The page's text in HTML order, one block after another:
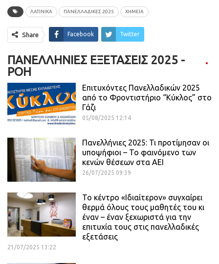
ΛΑΤΙΝΙΚΑ ΠΑΝΕΛΛΑΔΙΚΈΣ 2025 ΧΗΜΕΙΑ
Share Facebook Twitter
ΠΑΝΕΛΛΉΝΙΕΣ ΕΞΕΤΆΣΕΙΣ 2025 -
ΡΟΗ
Επιτυχόντες Πανελλαδικών 2025
από το Φροντιστήριο “Κύκλος” στο
Γάζι
05/08/2025 12:14
Πανελλήνιες 2025: Τι προτίμησαν οι
υποψήφιοι – Το φαινόμενο των
κενών θέσεων στα ΑΕΙ
26/07/2025 09:39
Το κέντρο «Ιδιαίτερον» συγχαίρει
θερμά όλους τους μαθητές του κι
έναν – έναν ξεχωριστά για την
επιτυχία τους στις πανελλαδικές
εξετάσεις
21/07/2025 13:22